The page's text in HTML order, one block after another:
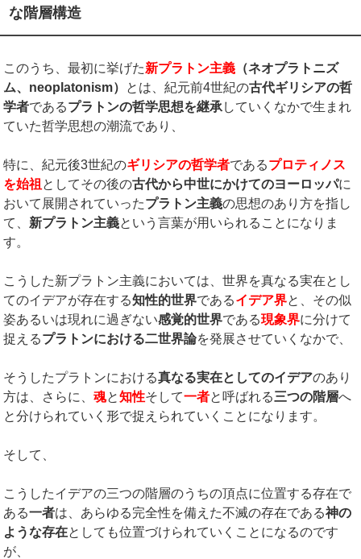
な階層構造
このうち、最初に挙げた新プラトン主義 （ネオプラトニズ
ム、neoplatonism） とは、紀元前4世紀の古代ギリシアの哲
学者であるプラトンの哲学思想を継承していくなかで生まれ
ていた哲学思想の潮流であり、
特に、紀元後3世紀のギリシアの哲学者であるプロティノス
を始祖 としてその後の古代から中世にかけてのヨーロッパに
おいて展開されていったプラトン主義の思想のあり方を指し
て、 新プラトン主義という言葉が用いられることになりま
す。
こうした新プラトン主義においては、世界を真なる実在とし
てのイデアが存在する知性的世界であるイデア界と、その似
姿あるいは現れに過ぎない感覚的世界である現象界に分けて
捉えるプラトンにおける二世界論を発展させていくなかで、
そうしたプラトンにおける真なる実在としてのイデアのあり
方は、さらに、魂と知性そして一者と呼ばれる三つの階層へ
と分けられていく形で捉えられていくことになります。
そして、
こうしたイデアの三つの階層のうちの頂点に位置する存在で
ある一者は、あらゆる完全性を備えた不滅の存在である神の
ような存在としても位置づけられていくことになるのです
が、